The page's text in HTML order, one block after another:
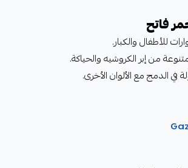
للأطفال والكبار.
من إبر الكروشيه والحياكة.
الدمج مع الألوان الأخرى.